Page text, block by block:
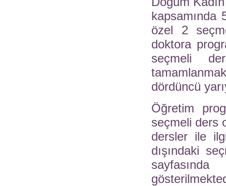
özel 2
doktora
seçmeli
dördüncü
Öğretim
seçmeli ders
dersler ile
dışındaki